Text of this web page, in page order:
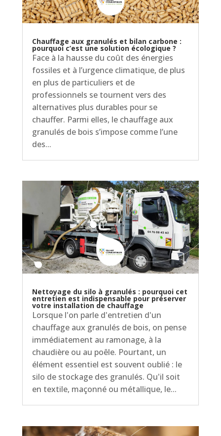
Chauffage aux granulés et bilan carbone :
pourquoi c’est une solution écologique ?
Face à la hausse du coût des énergies
fossiles et à l’urgence climatique, de plus
en plus de particuliers et de
professionnels se tournent vers des
alternatives plus durables pour se
chauffer. Parmi elles, le chauffage aux
granulés de bois s’impose comme l’une
des...
Nettoyage du silo à granulés : pourquoi cet
entretien est indispensable pour préserver
votre installation de chauffage
Lorsque l'on parle d'entretien d'un
chauffage aux granulés de bois, on pense
immédiatement au ramonage, à la
chaudière ou au poêle. Pourtant, un
élément essentiel est souvent oublié : le
silo de stockage des granulés. Qu'il soit
en textile, maçonné ou métallique, le...